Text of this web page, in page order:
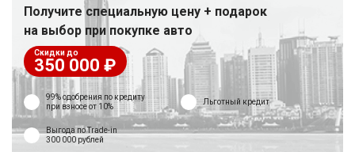
Кредит и рассрочка
Акции
Такси в кредит
Подбор авто
Спецпредложения
Отзывы
Контакты
Авто с пробегом
Получите специальную цену + подарок
на выбор при покупке авто
Скидки до
350 000 ₽
99% одобрения по кредиту
при взнoсе от 10%
Льготный кредит
Выгода по Trade-in
300 000 рублей